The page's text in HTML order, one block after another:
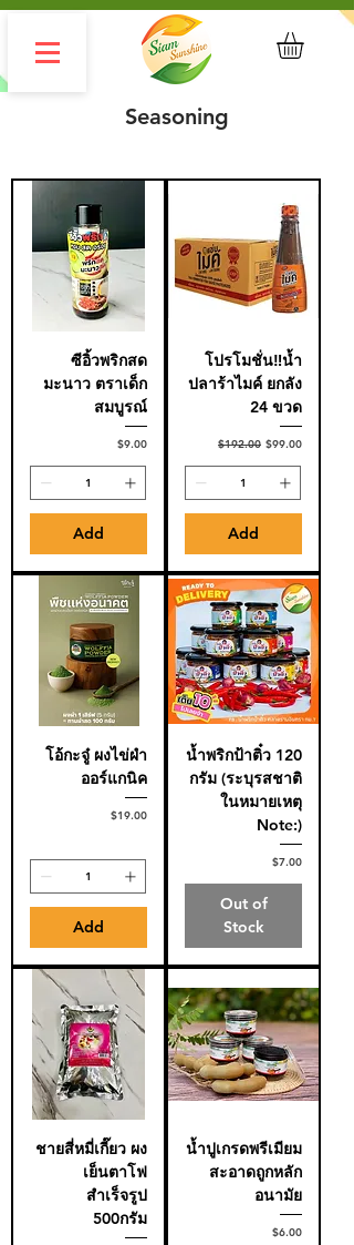
Seasoning
ซีอิ้วพริกสด
มะนาว ตราเด็ก
สมบูรณ์
Price
$9.00
Add
โปรโมชั่น‼️น้ำ
ปลาร้าไมค์ ยกลัง
24 ขวด
Regular Price
$192.00 Sale Price
$99.00
Add
โอ้กะจู๋ ผงไข่ผำ
ออร์แกนิค
Price
$19.00
Add
น้ำพริกป้าติ๋ว 120
กรัม (ระบุรสชาติ
ในหมายเหตุ
Note:)
Price
$7.00
Out of
Stock
ชายสี่หมี่เกี๊ยว ผง
เย็นตาโฟ
สำเร็จรูป
500กรัม
น้ำปูเกรดพรีเมียม
สะอาดถูกหลัก
อนามัย
Price
$6.00